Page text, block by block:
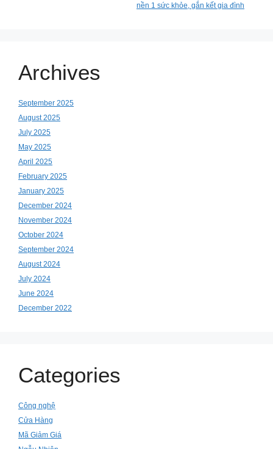
nền 1 sức khỏe, gắn kết gia đình
Archives
September 2025
August 2025
July 2025
May 2025
April 2025
February 2025
January 2025
December 2024
November 2024
October 2024
September 2024
August 2024
July 2024
June 2024
December 2022
Categories
Công nghệ
Cửa Hàng
Mã Giảm Giá